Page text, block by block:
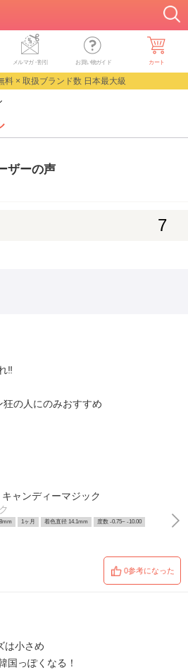
メルマガ・割引 お買い物ガイド カート
料 × 取扱ブランド数 日本最大級
ザーの声
7
‼️
の人にのみおすすめ
ャンディーマジック
1ヶ月 着色直径 14.1mm 度数 -0.75~ -10.00
0参考になった
は小さめ
国っぽくなる！